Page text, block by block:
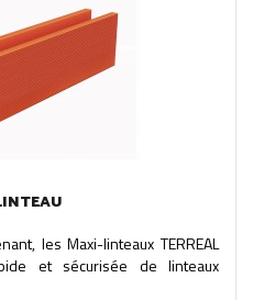
les Maxi-linteaux TERREAL
et sécurisée de linteaux